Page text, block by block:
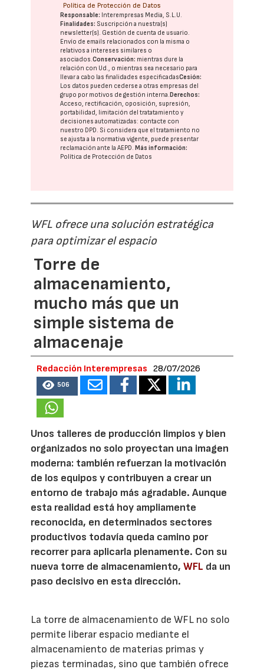
Política de Protección de Datos
Responsable: Interempresas Media, S.L.U.
Finalidades: Suscripción a nuestra(s)
newsletter(s). Gestión de cuenta de usuario.
Envío de emails relacionados con la misma o
relativos a intereses similares o
asociados.Conservación: mientras dure la
relación con Ud., o mientras sea necesario para
llevar a cabo las finalidades especificadasCesión:
Los datos pueden cederse a otras empresas del
grupo por motivos de gestión interna. Derechos:
Acceso, rectificación, oposición, supresión,
portabilidad, limitación del tratatamiento y
decisiones automatizadas: contacte con
nuestro DPD. Si considera que el tratamiento no
se ajusta a la normativa vigente, puede presentar
reclamación ante laAEPD. Más información:
Política de Protección de Datos
WFL ofrece una solución estratégica
para optimizar el espacio
Torre de
almacenamiento,
mucho más que un
simple sistema de
almacenaje
Redacción Interempresas 28/07/2026
506
Unos talleres de producción limpios y bien
organizados no solo proyectan una imagen
moderna: también refuerzan la motivación
de los equipos y contribuyen a crear un
entorno de trabajo más agradable. Aunque
esta realidad está hoy ampliamente
reconocida, en determinados sectores
productivos todavía queda camino por
recorrer para aplicarla plenamente. Con su
nueva torre de almacenamiento,WFL da un
paso decisivo en esta dirección.
La torre de almacenamiento de WFL no solo
permite liberar espacio mediante el
almacenamiento de materias primas y
piezas terminadas, sino que también ofrece